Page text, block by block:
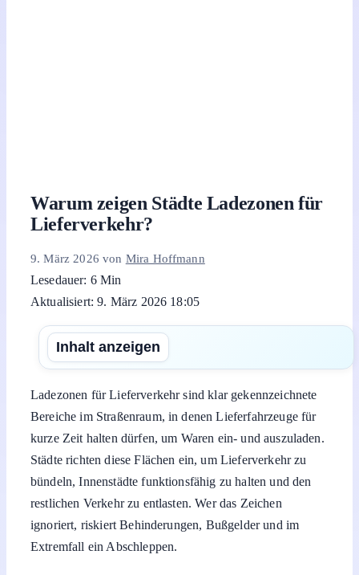
Warum zeigen Städte Ladezonen für
Lieferverkehr?
9. März 2026 von Mira Hoffmann
Lesedauer: 6 Min
Aktualisiert: 9. März 2026 18:05
Inhalt anzeigen
Ladezonen für Lieferverkehr sind klar gekennzeichnete
Bereiche im Straßenraum, in denen Lieferfahrzeuge für
kurze Zeit halten dürfen, um Waren ein- und auszuladen.
Städte richten diese Flächen ein, um Lieferverkehr zu
bündeln, Innenstädte funktionsfähig zu halten und den
restlichen Verkehr zu entlasten. Wer das Zeichen
ignoriert, riskiert Behinderungen, Bußgelder und im
Extremfall ein Abschleppen.